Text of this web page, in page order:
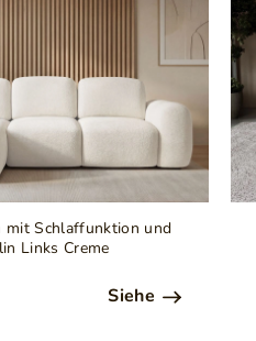
mit Schlaffunktion und
Links Creme
Siehe